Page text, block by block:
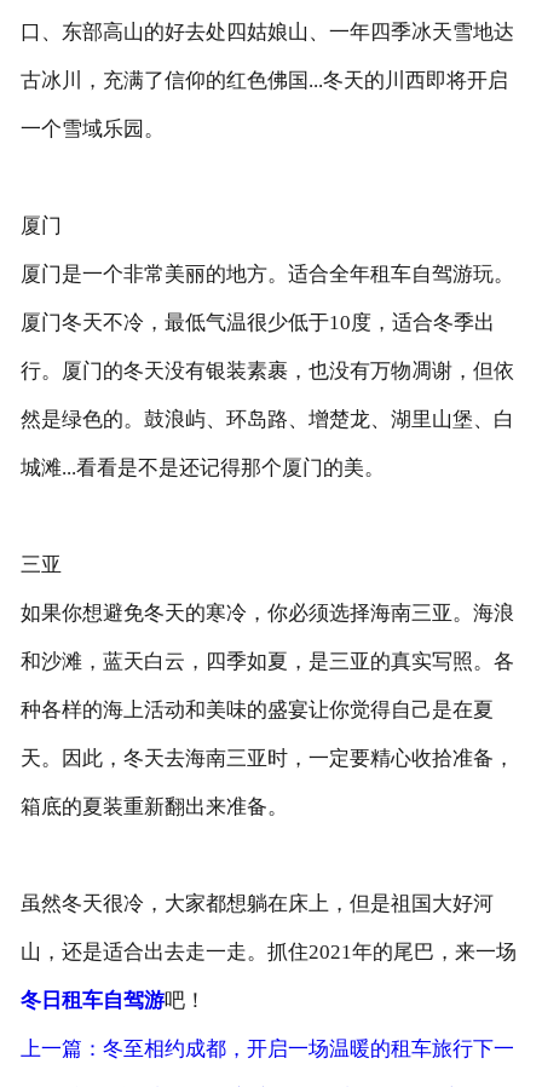
口、东部高山的好去处四姑娘山、一年四季冰天雪地达
古冰川，充满了信仰的红色佛国...冬天的川西即将开启
一个雪域乐园。
厦门
厦门是一个非常美丽的地方。适合全年租车自驾游玩。
厦门冬天不冷，最低气温很少低于10度，适合冬季出
行。厦门的冬天没有银装素裹，也没有万物凋谢，但依
然是绿色的。鼓浪屿、环岛路、增楚龙、湖里山堡、白
城滩...看看是不是还记得那个厦门的美。
三亚
如果你想避免冬天的寒冷，你必须选择海南三亚。海浪
和沙滩，蓝天白云，四季如夏，是三亚的真实写照。各
种各样的海上活动和美味的盛宴让你觉得自己是在夏
天。因此，冬天去海南三亚时，一定要精心收拾准备，
箱底的夏装重新翻出来准备。
虽然冬天很冷，大家都想躺在床上，但是祖国大好河
山，还是适合出去走一走。抓住2021年的尾巴，来一场
冬日租车自驾游吧！
上一篇：冬至相约成都，开启一场温暖的租车旅行​下一